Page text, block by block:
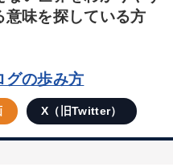
意味を探している方
グの歩み方
X（旧Twitter）